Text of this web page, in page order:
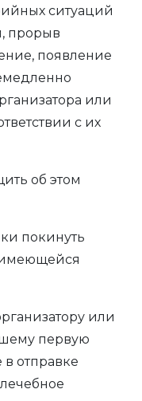
ситуаций
прорыв
появление
или
с их
об этом
покинуть
имеющейся
или
первую
отправке